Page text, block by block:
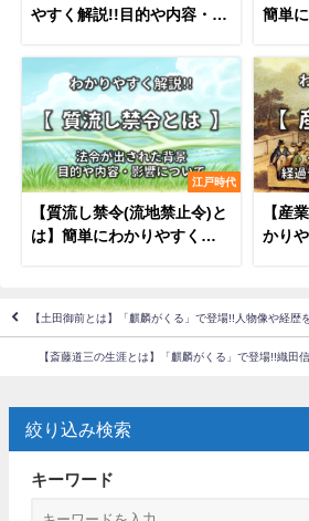
やすく解説!!目的や内容・影
簡単
など
江戸時代
【質流し禁令(流地禁止令)と
は】簡単にわかりやすく解
【産
かり
【土田御前とは】「麒麟がくる」で登場!!人物像や経歴
【斎藤道三の生涯とは】「麒麟がくる」で登場!!織田
絞り込み検索
キーワード